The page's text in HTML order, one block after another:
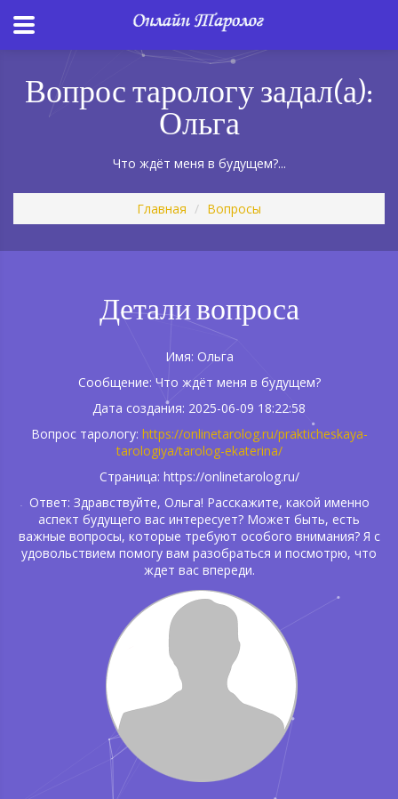
Вопрос тарологу задал(а):
Ольга
Что ждёт меня в будущем?...
Главная Вопросы
Детали вопроса
Имя: Ольга
Сообщение: Что ждёт меня в будущем?
Дата создания: 2025-06-09 18:22:58
Вопрос тарологу: https://onlinetarolog.ru/prakticheskaya-
tarologiya/tarolog-ekaterina/
Страница: https://onlinetarolog.ru/
Ответ: Здравствуйте, Ольга! Расскажите, какой именно
аспект будущего вас интересует? Может быть, есть
важные вопросы, которые требуют особого внимания? Я с
удовольствием помогу вам разобраться и посмотрю, что
ждет вас впереди.